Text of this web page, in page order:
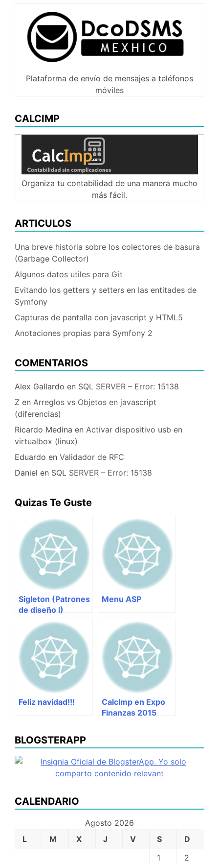
Plataforma de envío de mensajes a teléfonos
móviles
CALCIMP
Organiza tu contabilidad de una manera mucho
más fácil.
ARTICULOS
Una breve historia sobre los colectores de basura
(Garbage Collector)
Algunos datos utiles para Git
Evitando los getters y setters en las entitades de
Symfony
Capturas de pantalla con javascript y HTML5
Anotaciones propias para Symfony 2
COMENTARIOS
Alex Gallardo en SQL SERVER – Error: 15138
Z en Arreglos vs Objetos en javascript
(diferencias)
Ricardo Medina en Activar dispositivo usb en
virtualbox (linux)
Eduardo en Validador de RFC
Daniel en SQL SERVER – Error: 15138
Quizas Te Guste
Sigleton (Patrones
de diseño I)
Menu ASP
Feliz navidad!!!
CalcImp en Expo
Finanzas 2015
BLOGSTERAPP
CALENDARIO
Agosto 2026
L
M X J V S D
1
2